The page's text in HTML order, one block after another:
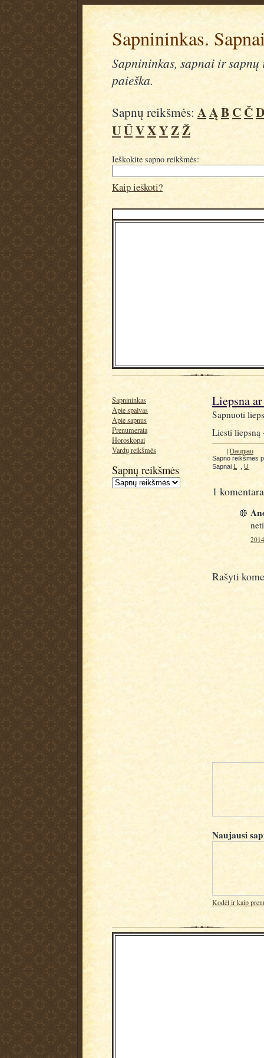
Sapnininkas.
Sapnininkas, sapnai ir
paieška.
Sapnų reikšmės: AĄBCČD
UŪVXYZŽ
Ieškokite sapno reikšmės:
Kaip ieškoti?
Sapnininkas
Apie spalvas
Apie sapnus
Prenumerata
Horoskopai
Vardų reikšmės
Sapnų reikšmės
Liepsna
Sapnuoti
Liesti liepsną
| Daugiau
Sapno reikšmes
Sapnai L U
1
Rašyti
Naujausi
Kodėl ir kaip